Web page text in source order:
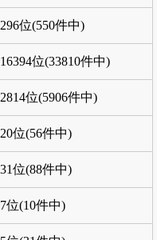
位(550件中)
位(33810件中)
位(5906件中)
位(56件中)
位(88件中)
位(10件中)